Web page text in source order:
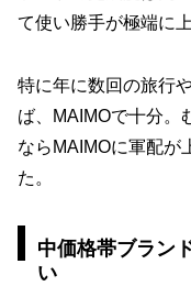
て使い勝手が極端に
特に年に数回の旅行
ば、MAIMOで十分。
ならMAIMOに軍配が
た。
中価格帯ブラン
い